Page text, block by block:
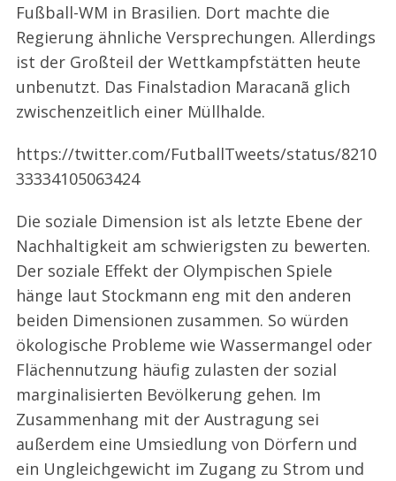
Fußball-WM in Brasilien. Dort machte die
Regierung ähnliche Versprechungen. Allerdings
ist der Großteil der Wettkampfstätten heute
unbenutzt. Das Finalstadion Maracanã glich
zwischenzeitlich einer Müllhalde.
https://twitter.com/FutballTweets/status/8210
33334105063424
Die soziale Dimension ist als letzte Ebene der
Nachhaltigkeit am schwierigsten zu bewerten.
Der soziale Effekt der Olympischen Spiele
hänge laut Stockmann eng mit den anderen
beiden Dimensionen zusammen. So würden
ökologische Probleme wie Wassermangel oder
Flächennutzung häufig zulasten der sozial
marginalisierten Bevölkerung gehen. Im
Zusammenhang mit der Austragung sei
außerdem eine Umsiedlung von Dörfern und
ein Ungleichgewicht im Zugang zu Strom und